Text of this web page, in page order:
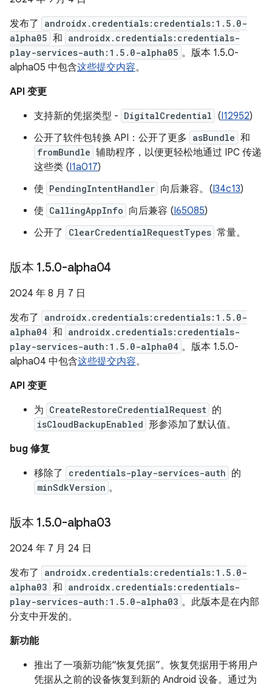
发布了
androidx.credentials:credentials:1.5.0-
alpha05 和 androidx.credentials:credentials-
play-services-auth:1.5.0-alpha05 。版本 1.5.0-
alpha05 中包含这些提交内容。
API 变更
支持新的凭据类型 - DigitalCredential (I12952)
公开了软件包转换 API：公开了更多 asBundle 和
fromBundle 辅助程序，以便更轻松地通过 IPC 传递
这些类 (I1a017)
使 PendingIntentHandler 向后兼容。(I34c13)
使 CallingAppInfo 向后兼容 (I65085)
公开了
ClearCredentialRequestTypes 常量。
版本 1.5.0-alpha04
2024 年 8 月 7 日
发布了
androidx.credentials:credentials:1.5.0-
alpha04 和 androidx.credentials:credentials-
play-services-auth:1.5.0-alpha04 。版本 1.5.0-
alpha04 中包含这些提交内容。
API 变更
为 CreateRestoreCredentialRequest 的
isCloudBackupEnabled 形参添加了默认值。
bug 修复
移除了
credentials-play-services-auth 的
minSdkVersion 。
版本 1.5.0-alpha03
2024 年 7 月 24 日
发布了
androidx.credentials:credentials:1.5.0-
alpha03 和 androidx.credentials:credentials-
play-services-auth:1.5.0-alpha03 。此版本是在内部
分支中开发的。
新功能
推出了一项新功能“恢复凭据”。恢复凭据用于将用户
凭据从之前的设备恢复到新的 Android 设备。通过为